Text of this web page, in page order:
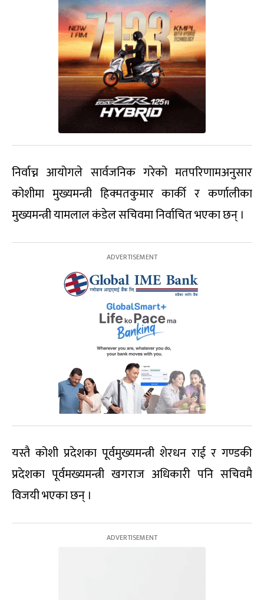
निर्वाच्न आयोगले सार्वजनिक गरेको मतपरिणामअनुसार
कोशीमा मुख्यमन्त्री हिक्मतकुमार कार्की र कर्णालीका
मुख्यमन्त्री यामलाल कंडेल सचिवमा निर्वाचित भएका छन् ।
यस्तै कोशी प्रदेशका पूर्वमुख्यमन्त्री शेरधन राई र गण्डकी
प्रदेशका पूर्वमख्यमन्त्री खगराज अधिकारी पनि सचिवमै
विजयी भएका छन् ।